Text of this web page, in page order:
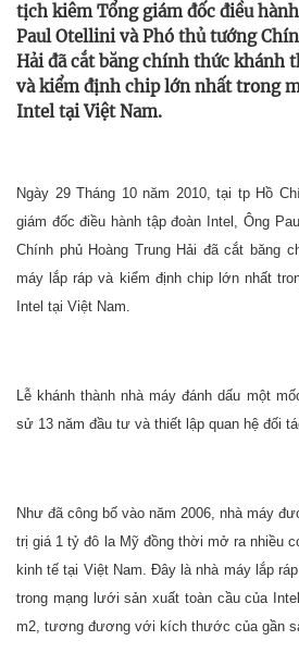
tịch kiêm Tổng giám đốc điều
Paul Otellini và Phó thủ tướng
Hải đã cắt băng chính thức khánh
và kiểm định chip lớn nhất trong
Intel tại Việt Nam.
Ngày 29 Tháng 10 năm 2010, tại tp Hồ
giám đốc điều hành tập đoàn Intel, Ông
Chính phủ Hoàng Trung Hải đã cắt băng
máy lắp ráp và kiểm định chip lớn nhất
Intel tại Việt Nam.
Lễ khánh thành nhà máy đánh dấu một
sử 13 năm đầu tư và thiết lập quan hệ đối
Như đã công bố vào năm 2006, nhà máy
trị giá 1 tỷ đô la Mỹ đồng thời mở ra nhiều
kinh tế tại Việt Nam. Đây là nhà máy lắp
trong mạng lưới sản xuất toàn cầu của
m2, tương đương với kích thước của gần